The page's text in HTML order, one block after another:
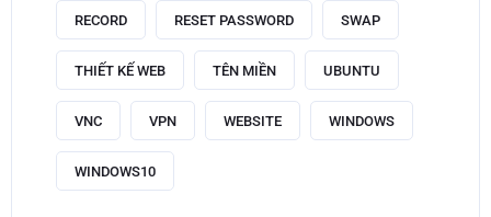
RECORD RESET PASSWORD SWAP
THIẾT KẾ WEB TÊN MIỀN UBUNTU
VNC VPN WEBSITE WINDOWS
WINDOWS10